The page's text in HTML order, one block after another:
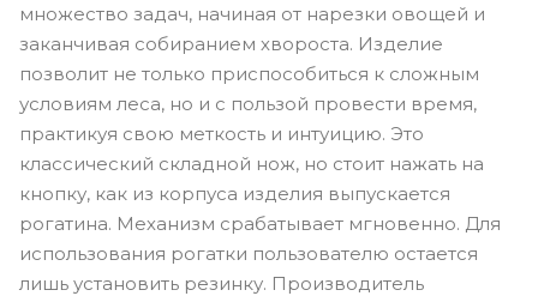
множество задач, начиная от нарезки овощей и
заканчивая собиранием хвороста. Изделие
позволит не только приспособиться к сложным
условиям леса, но и с пользой провести время,
практикуя свою меткость и интуицию. Это
классический складной нож, но стоит нажать на
кнопку, как из корпуса изделия выпускается
рогатина. Механизм срабатывает мгновенно. Для
использования рогатки пользователю остается
лишь установить резинку. Производитель